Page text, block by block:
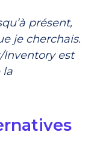
présent,
je cherchais.
Inventory est
la